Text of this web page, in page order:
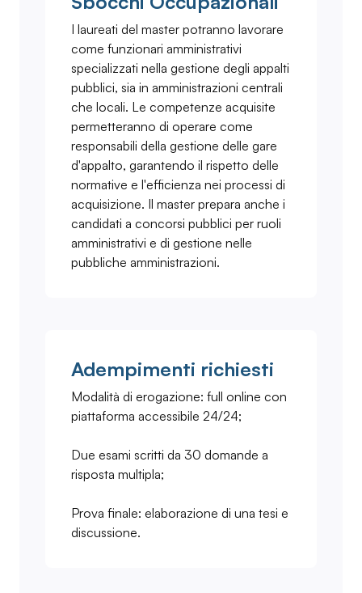
I laureati del master potranno lavorare
come funzionari amministrativi
specializzati nella gestione degli appalti
pubblici, sia in amministrazioni centrali
che locali. Le competenze acquisite
permetteranno di operare come
responsabili della gestione delle gare
d'appalto, garantendo il rispetto delle
normative e l'efficienza nei processi di
acquisizione. Il master prepara anche i
candidati a concorsi pubblici per ruoli
amministrativi e di gestione nelle
pubbliche amministrazioni.
Adempimenti richiesti
Modalità di erogazione: full online con
piattaforma accessibile 24/24;
Due esami scritti da 30 domande a
risposta multipla;
Prova finale: elaborazione di una tesi e
discussione.